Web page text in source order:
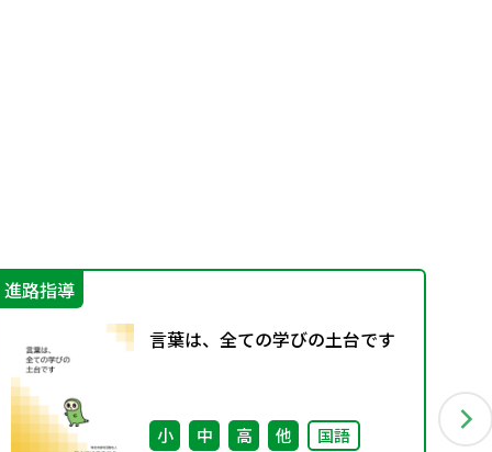
進路指導
言葉は、全ての学びの土台です
小 中 高 他
国語